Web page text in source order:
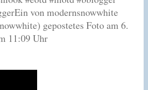
von modernsnowwhite
gepostetes Foto am 6.
11:09 Uhr